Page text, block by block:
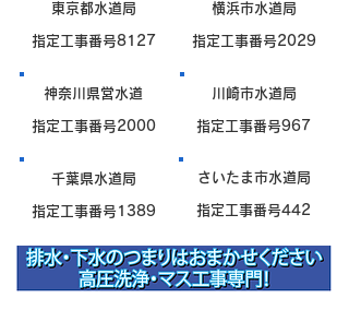
東京都水道局
指定工事番号8127
横浜市水道局
指定工事番号2029
神奈川県営水道
指定工事番号2000
川崎市水道局
指定工事番号967
千葉県水道局
指定工事番号1389
さいたま市水道局
指定工事番号442